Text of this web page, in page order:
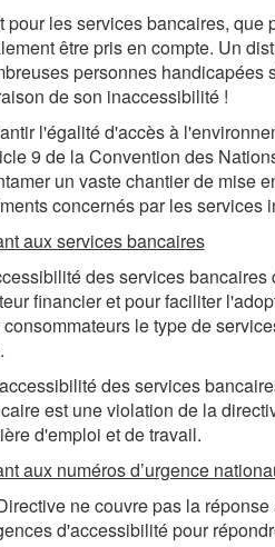
pour les services bancaires, que
être pris en compte. Un
personnes handicapées
de son inaccessibilité !
l'égalité d'accès à
9 de la Convention des
un vaste chantier de mise
concernés par les
aux services bancaires
des services
financier et pour faciliter
le type de
des services
est une violation de la
d'emploi et de travail.
aux numéros d’urgence
ne couvre pas la
d'accessibilité pour